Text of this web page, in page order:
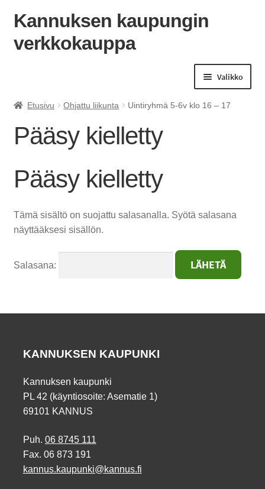
Siirry
Siirry
Kannuksen kaupungin
verkkokauppa
Valikko
Etusivu Ohjattu liikunta Uintiryhmä 5-6v klo 16 – 17
Pääsy kielletty
Pääsy kielletty
Tämä sisältö on suojattu salasanalla. Syötä salasana
näyttääksesi sisällön.
Salasana:
KANNUKSEN KAUPUNKI
Kannuksen kaupunki
PL 42 (käyntiosoite: Asematie 1)
69101 KANNUS
Puh. 06 8745 111
Fax. 06 873 191
kannus.kaupunki@kannus.fi